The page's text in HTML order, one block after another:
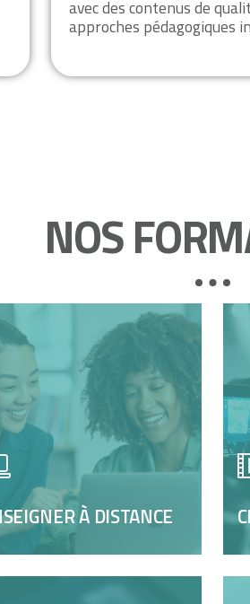
avec des contenus de
approches pédagogiques
NOS
À DISTANCE